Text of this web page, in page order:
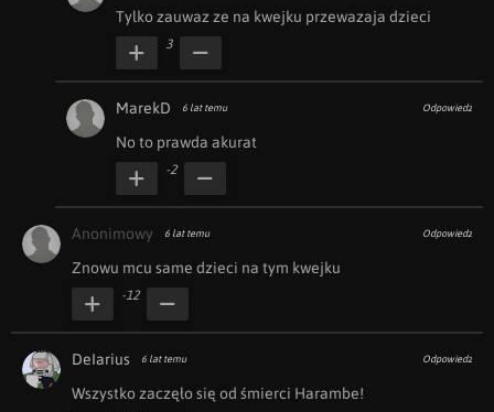
Tylko zauwaz ze na kwejku przewazaja dzieci
3
MarekD 6 lat temu Odpowiedz
No to prawda akurat
-2
Anonimowy 6 lat temu Odpowiedz
Znowu mcu same dzieci na tym kwejku
-12
DeIarius 6 lat temu Odpowiedz
Wszystko zaczęło się od śmierci Harambe!